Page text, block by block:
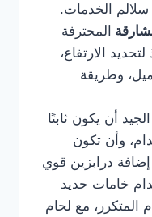
سلالم الخدمات.
المحترفة
الارتفاع،
وطريقة
أن يكون ثابتًا
وأن تكون
إضافة درابزين قوي
خامات حديد
المتكرر، مع لحام